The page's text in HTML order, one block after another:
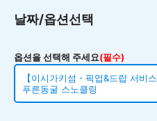
날짜/옵션선택
옵션을 선택해 주세요(필수)
【이시가키섬・픽업&드랍 서비
푸른동굴 스노클링